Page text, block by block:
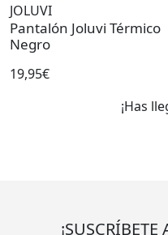
JOLUVI
Pantalón Joluvi Térmico
Negro
19,95€
¡Has
¡SUSCRÍBETE